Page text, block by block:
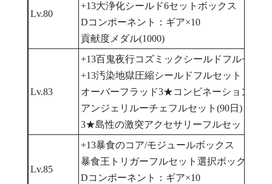
Lv.80
+13大浄化シールド6セットボックス
Dコンポーネント：ギア×10
貢献度メダル(1000)
Lv.83
+13百鬼夜行コズミックシールドフルセット
+13汚染地獄圧縮シールドフルセット
オーバーフラッド3★コンビネーション選択
アンジェリルーチェフルセット(90日)
3★島性の激突アクセサリーフルセット(90
Lv.85
+13暴食のコア/モジュールボックス
暴食王トリガーフルセット選択ボックス
Dコンポーネント：ギア×10